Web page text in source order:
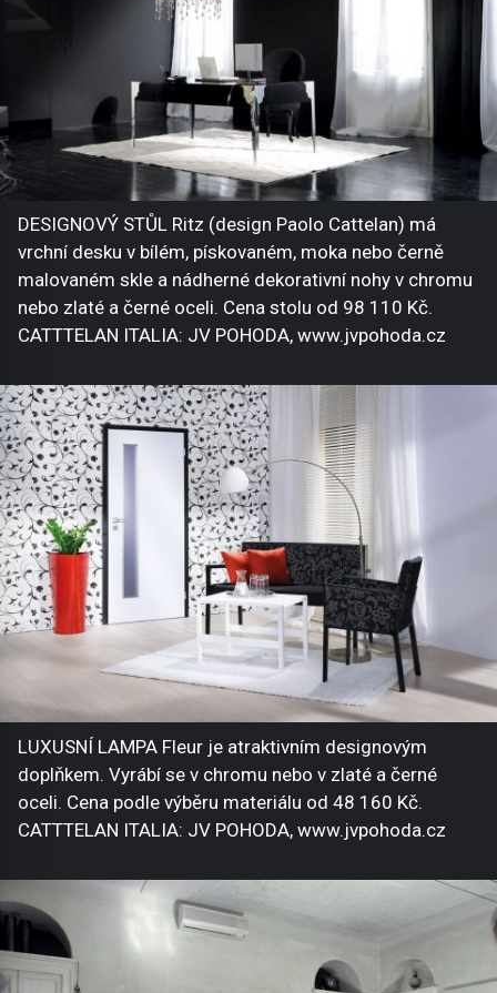
DESIGNOVÝ STŮL Ritz (design Paolo Cattelan) má
vrchní desku v bílém, pískovaném, moka nebo černě
malovaném skle a nádherné dekorativní nohy v chromu
nebo zlaté a černé oceli. Cena stolu od 98 110 Kč.
CATTTELAN ITALIA: JV POHODA, www.jvpohoda.cz
LUXUSNÍ LAMPA Fleur je atraktivním designovým
doplňkem. Vyrábí se v chromu nebo v zlaté a černé
oceli. Cena podle výběru materiálu od 48 160 Kč.
CATTTELAN ITALIA: JV POHODA, www.jvpohoda.cz